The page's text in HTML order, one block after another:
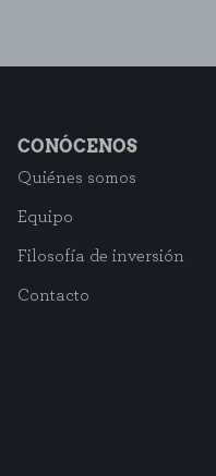
CONÓCENOS
Quiénes somos
Equipo
Filosofía de inversión
Contacto